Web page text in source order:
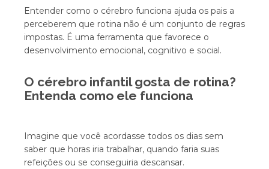
Entender como o cérebro funciona ajuda os pais a
perceberem que rotina não é um conjunto de regras
impostas. É uma ferramenta que favorece o
desenvolvimento emocional, cognitivo e social.
O cérebro infantil gosta de rotina?
Entenda como ele funciona
Imagine que você acordasse todos os dias sem
saber que horas iria trabalhar, quando faria suas
refeições ou se conseguiria descansar.